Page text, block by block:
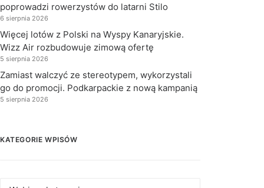
poprowadzi rowerzystów do latarni Stilo
6 sierpnia 2026
Więcej lotów z Polski na Wyspy Kanaryjskie.
Wizz Air rozbudowuje zimową ofertę
5 sierpnia 2026
Zamiast walczyć ze stereotypem, wykorzystali
go do promocji. Podkarpackie z nową kampanią
5 sierpnia 2026
KATEGORIE WPISÓW
Kategorie